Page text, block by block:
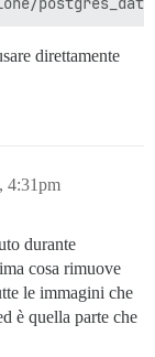
direttamente
4:31pm
durante
cosa rimuove
le immagini che
è quella parte che